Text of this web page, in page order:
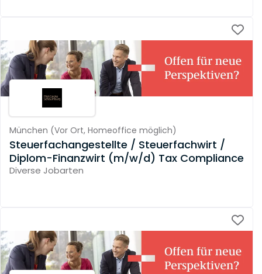
München (Vor Ort, Homeoffice möglich)
Steuerfachangestellte / Steuerfachwirt /
Diplom-Finanzwirt (m/w/d) Tax Compliance
Diverse Jobarten